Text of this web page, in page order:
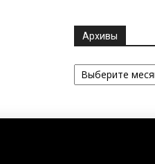
Архивы
Архивы